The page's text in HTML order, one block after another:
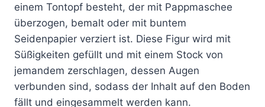
einem Tontopf besteht, der mit Pappmaschee
überzogen, bemalt oder mit buntem
Seidenpapier verziert ist. Diese Figur wird mit
Süßigkeiten gefüllt und mit einem Stock von
jemandem zerschlagen, dessen Augen
verbunden sind, sodass der Inhalt auf den Boden
fällt und eingesammelt werden kann.